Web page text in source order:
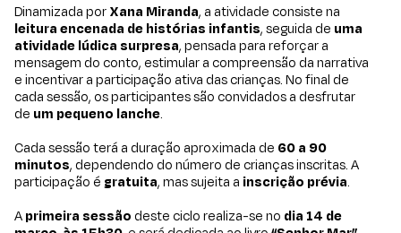
Dinamizada porXana Miranda, a atividade consiste na
leitura encenada de histórias infantis, seguida de uma
atividade lúdica surpresa, pensada para reforçar a
mensagem do conto, estimular a compreensão da narrativa
e incentivar a participação ativa das crianças. No final de
cada sessão, os participantes são convidados a desfrutar
de um pequeno lanche.
Cada sessão terá a duração aproximada de 60 a 90
minutos, dependendo do número de crianças inscritas. A
participação égratuita, mas sujeita a inscrição prévia.
Aprimeira sessão deste ciclo realiza-se no dia 14 de